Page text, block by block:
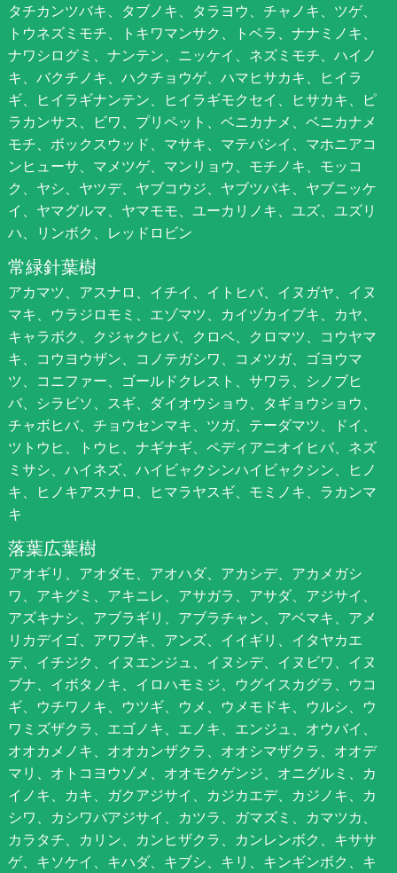
タチカンツバキ、タブノキ、タラヨウ、チャノキ、ツゲ、
トウネズミモチ、トキワマンサク、トベラ、ナナミノキ、
ナワシログミ、ナンテン、ニッケイ、ネズミモチ、ハイノ
キ、バクチノキ、ハクチョウゲ、ハマヒサカキ、ヒイラ
ギ、ヒイラギナンテン、ヒイラギモクセイ、ヒサカキ、ピ
ラカンサス、ビワ、プリペット、ベニカナメ、ベニカナメ
モチ、ボックスウッド、マサキ、マテバシイ、マホニアコ
ンヒューサ、マメツゲ、マンリョウ、モチノキ、モッコ
ク、ヤシ、ヤツデ、ヤブコウジ、ヤブツバキ、ヤブニッケ
イ、ヤマグルマ、ヤマモモ、ユーカリノキ、ユズ、ユズリ
ハ、リンボク、レッドロビン
常緑針葉樹
アカマツ、アスナロ、イチイ、イトヒバ、イヌガヤ、イヌ
マキ、ウラジロモミ、エゾマツ、カイヅカイブキ、カヤ、
キャラボク、クジャクヒバ、クロベ、クロマツ、コウヤマ
キ、コウヨウザン、コノテガシワ、コメツガ、ゴヨウマ
ツ、コニファー、ゴールドクレスト、サワラ、シノブヒ
バ、シラビソ、スギ、ダイオウショウ、タギョウショウ、
チャボヒバ、チョウセンマキ、ツガ、テーダマツ、ドイ、
ツトウヒ、トウヒ、ナギナギ、ペディアニオイヒバ、ネズ
ミサシ、ハイネズ、ハイビャクシンハイビャクシン、ヒノ
キ、ヒノキアスナロ、ヒマラヤスギ、モミノキ、ラカンマ
キ
落葉広葉樹
アオギリ、アオダモ、アオハダ、アカシデ、アカメガシ
ワ、アキグミ、アキニレ、アサガラ、アサダ、アジサイ、
アズキナシ、アブラギリ、アブラチャン、アベマキ、アメ
リカデイゴ、アワブキ、アンズ、イイギリ、イタヤカエ
デ、イチジク、イヌエンジュ、イヌシデ、イヌビワ、イヌ
ブナ、イボタノキ、イロハモミジ、ウグイスカグラ、ウコ
ギ、ウチワノキ、ウツギ、ウメ、ウメモドキ、ウルシ、ウ
ワミズザクラ、エゴノキ、エノキ、エンジュ、オウバイ、
オオカメノキ、オオカンザクラ、オオシマザクラ、オオデ
マリ、オトコヨウゾメ、オオモクゲンジ、オニグルミ、カ
イノキ、カキ、ガクアジサイ、カジカエデ、カジノキ、カ
シワ、カシワバアジサイ、カツラ、ガマズミ、カマツカ、
カラタチ、カリン、カンヒザクラ、カンレンボク、キササ
ゲ、キソケイ、キハダ、キブシ、キリ、キンギンボク、キ